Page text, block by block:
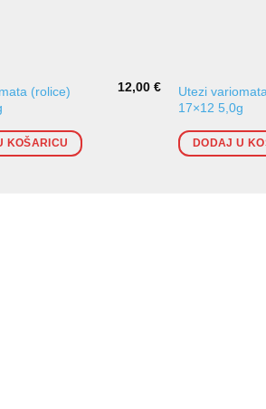
(rolice)
12,00 €
KOŠARICU
Utezi
17×12 5,0g
DODAJ U